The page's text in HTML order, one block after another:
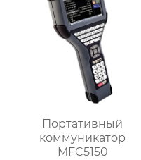
Портативный
коммуникатор
MFC5150